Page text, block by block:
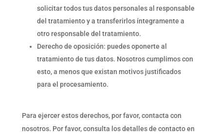
solicitar todos tus datos personales al responsable
del tratamiento y a transferirlos íntegramente a
otro responsable del tratamiento.
Derecho de oposición: puedes oponerte al
tratamiento de tus datos. Nosotros cumplimos con
esto, a menos que existan motivos justificados
para el procesamiento.
Para ejercer estos derechos, por favor, contacta con
nosotros. Por favor, consulta los detalles de contacto en